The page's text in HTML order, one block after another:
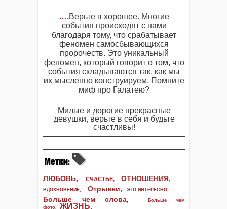
….Верьте в хорошее. Многие
события происходят с нами
благодаря тому, что срабатывает
феномен самосбывающихся
пророчеств. Это уникальный
феномен, который говорит о том, что
события складываются так, как мы
их мысленно конструируем. Помните
миф про Галатею?
Милые и дорогие прекрасные
девушки, верьте в себя и будьте
счастливы!
ЛЮБОВЬ, СЧАСТЬЕ, ОТНОШЕНИЯ,
ВДОХНОВЕНИЕ, Отрывки, ЭТО ИНТЕРЕСНО,
Больше чем слова,
Больше чем
фото, ЖИЗНЬ.